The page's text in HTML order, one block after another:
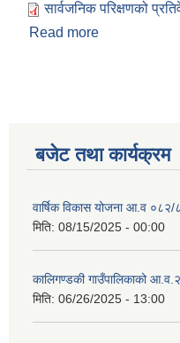
सार्वजनिक परिक्षणको
Read more
बजेट तथा कार्यक्रम
वार्षिक विकास योजना आ.व ०८२/
मिति: 08/15/2025 - 00:00
कालिगण्डकी गाउँपालिकाको
मिति: 06/26/2025 - 13:00